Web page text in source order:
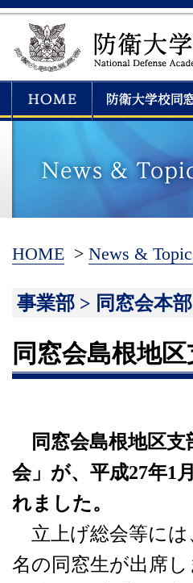
HOME > News &
事業部 > 同窓会本
同窓会島根地
同窓会島根地区
会」が、平成27年1
れました。
立上げ総会等には
名の同窓生が出席